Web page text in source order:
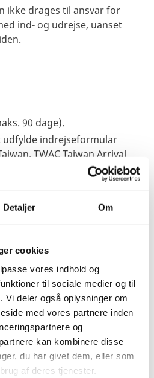
Detaljer Om
cookies
vores indhold og
til sociale medier og til
Vi deler også oplysninger om
med vores partnere inden
og
kan kombinere disse
du har givet dem, eller som
af deres tjenester.
ikke drages til ansvar for
ind- og udrejse, uanset
90 dage).
udfylde indrejseformular
TWAC Taiwan Arrival
. Formularen
mindst 6 måneder ved
Ingen information.
pas) anerkendes ved
skal du ved fremvisning af en
at det pas, som
eller kunne vise, at dit